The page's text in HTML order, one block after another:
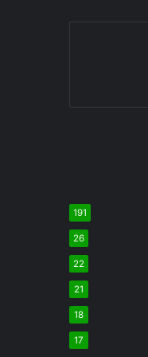
191
26
22
21
18
17